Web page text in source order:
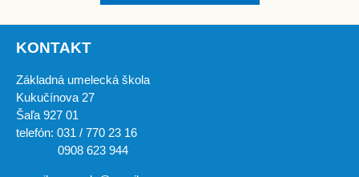
KONTAKT
Základná umelecká škola
Kukučínova 27
Šaľa 927 01
telefón: 031 / 770 23 16
0908 623 944